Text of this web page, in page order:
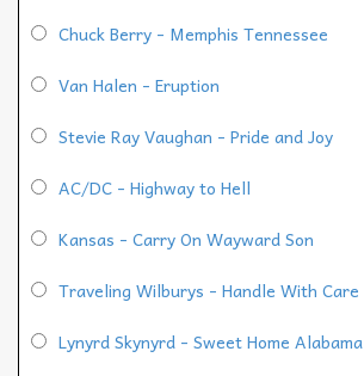
Chuck Berry - Memphis Tennessee
Van Halen - Eruption
Stevie Ray Vaughan - Pride and Joy
AC/DC - Highway to Hell
Kansas - Carry On Wayward Son
Traveling Wilburys - Handle With Care
Lynyrd Skynyrd - Sweet Home Alabama